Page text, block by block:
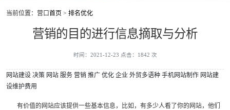
当前位置：营口首页 > 排名优化
营销的目的进行信息摘取与分析
时间：2021-12-23 点击：1842 次
网站建设 决策 网站 服务 营销 推广 优化 企业 外贸多语种 手机网站制作 网站建
设维护费用
有价值的网站应该提供一些基本信息，比如，有多少人看了你的网站，他们